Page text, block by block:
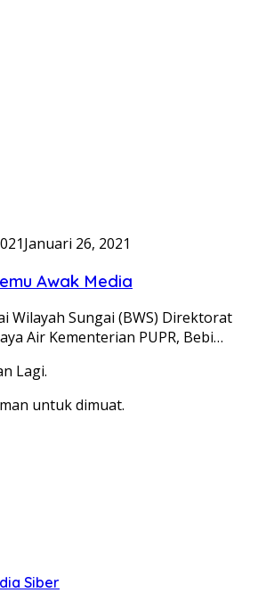
Januari 26, 2021
Awak Media
Wilayah Sungai (BWS) Direktorat
Air Kementerian PUPR, Bebi…
Lagi.
untuk dimuat.
Siber